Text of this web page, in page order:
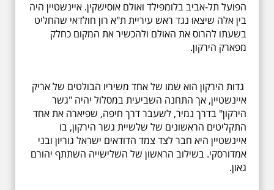
הפועל תל-אביב בלומפילד ואולם אוסישקין. איינשטיין היה
בין אלה שיצאו נגד ראש עיריית ת"א רון חולדאי שהחליט
בשעתו להרוס את האולם ולהכשיר את המקום כחלק
מפארק הירקון.
גדות הירקון הוא שמו של אחד משיריו הבולטים של אריק
איינשטיין, אך התחנה השביעית במסלול יהיה "גשר
הירקון" בדרך נמיר, לשעבר דרך חיפה, שפיארה את אחד
התקליטים הראשונים של שלשיית גשר הירקון, בו
איינשטיין היא חבר לצד צמד הדודאים ישראל גוריון ובני
אמדורסקי. בשילוב הראשון של השלישייה השתתף יהורם
גאון.